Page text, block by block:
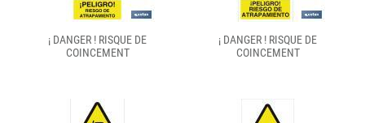
¡ DANGER ! RISQUE DE
COINCEMENT
¡ DANGER ! RISQUE DE
COINCEMENT